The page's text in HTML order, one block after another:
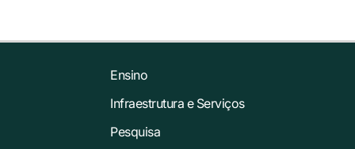
Ensino
Infraestrutura e Serviços
Pesquisa